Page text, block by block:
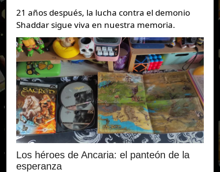
21 años después, la lucha contra el demonio
Shaddar sigue viva en nuestra memoria.
Los héroes de Ancaria: el panteón de la
esperanza